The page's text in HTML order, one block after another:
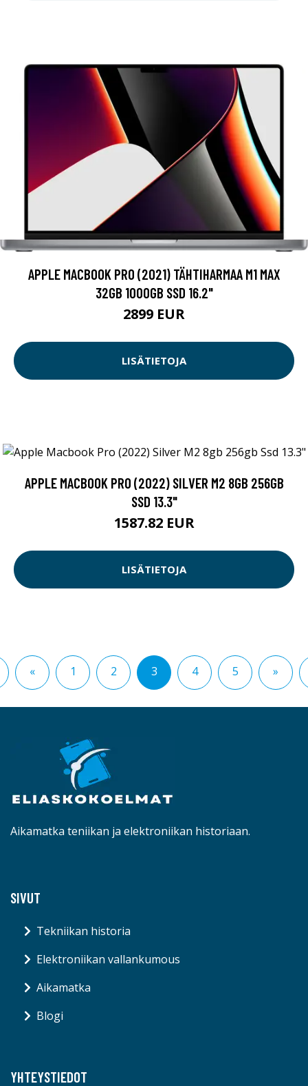
APPLE MACBOOK PRO (2021) TÄHTIHARMAA M1 MAX
32GB 1000GB SSD 16.2"
2899 EUR
LISÄTIETOJA
APPLE MACBOOK PRO (2022) SILVER M2 8GB 256GB
SSD 13.3"
1587.82 EUR
LISÄTIETOJA
« 1 2 3 4 5 »
Aikamatka teniikan ja elektroniikan historiaan.
SIVUT
Tekniikan historia
Elektroniikan vallankumous
Aikamatka
Blogi
YHTEYSTIEDOT